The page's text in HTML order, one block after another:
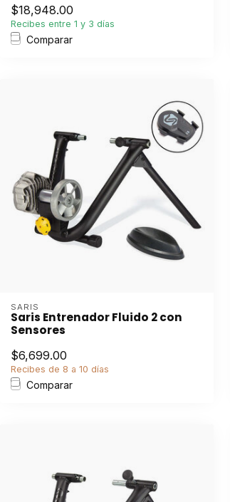
$18,948.00
Recibes entre 1 y 3 días
Comparar
SARIS
Saris Entrenador Fluido 2 con
Sensores
$6,699.00
Recibes de 8 a 10 días
Comparar